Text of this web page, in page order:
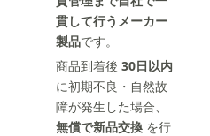
貫して行うメーカー
製品です。
商品到着後 30日以内
に初期不良・自然故
障が発生した場合、
無償で新品交換 を行